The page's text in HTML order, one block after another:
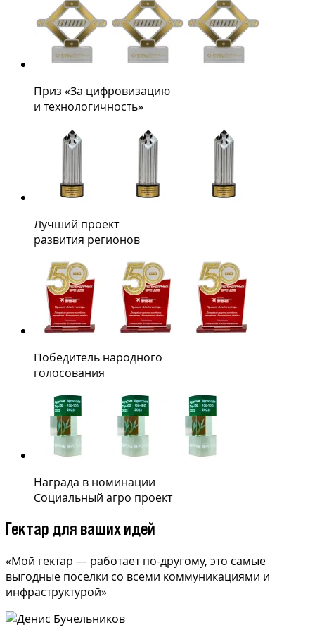
Приз «За цифровизацию
и технологичность»
Лучший проект
развития регионов
Победитель народного
голосования
Награда в номинации
Социальный агро проект
Гектар для ваших идей
«Мой гектар — работает по-другому, это самые
выгодные поселки со всеми коммуникациями и
инфраструктурой»